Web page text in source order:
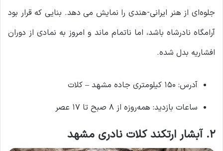
جلوه‌ای از هنر ایرانی-هندی را نمایش می ‌دهد. بنایی که قرار بود
آرامگاه نادرشاه باشد، اما ناتمام ماند و امروز به نمادی از دوران
افشاریه بدل شده.
آدرس: ۱۵۰ کیلومتری جاده مشهد – کلات
ساعات بازدید: همه‌روزه از ۸ صبح تا ۱۷ عصر
۲. آبشار ارتکند کلات نادری مشهد